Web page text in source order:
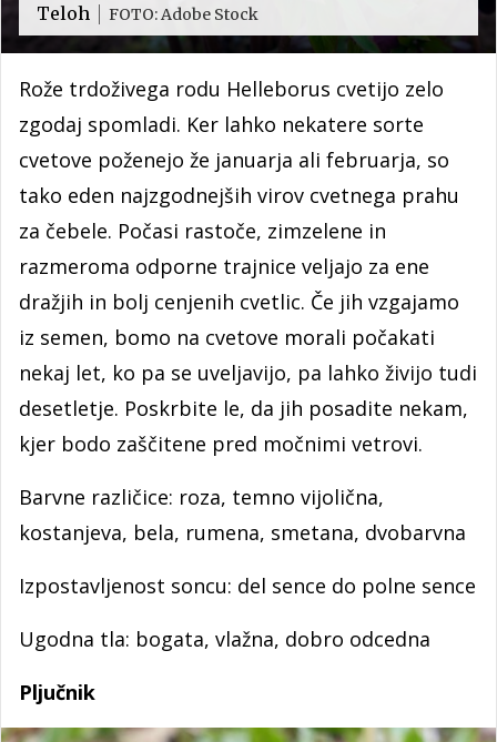
Teloh FOTO: Adobe Stock
Rože trdoživega rodu Helleborus cvetijo zelo
zgodaj spomladi. Ker lahko nekatere sorte
cvetove poženejo že januarja ali februarja, so
tako eden najzgodnejših virov cvetnega prahu
za čebele. Počasi rastoče, zimzelene in
razmeroma odporne trajnice veljajo za ene
dražjih in bolj cenjenih cvetlic. Če jih vzgajamo
iz semen, bomo na cvetove morali počakati
nekaj let, ko pa se uveljavijo, pa lahko živijo tudi
desetletje. Poskrbite le, da jih posadite nekam,
kjer bodo zaščitene pred močnimi vetrovi.
Barvne različice: roza, temno vijolična,
kostanjeva, bela, rumena, smetana, dvobarvna
Izpostavljenost soncu: del sence do polne sence
Ugodna tla: bogata, vlažna, dobro odcedna
Pljučnik